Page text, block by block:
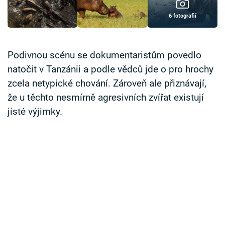
6 fotografií
Podivnou scénu se dokumentaristům povedlo
natočit v Tanzánii a podle vědců jde o pro hrochy
zcela netypické chování. Zároveň ale přiznávají,
že u těchto nesmírně agresivních zvířat existují
jisté výjimky.